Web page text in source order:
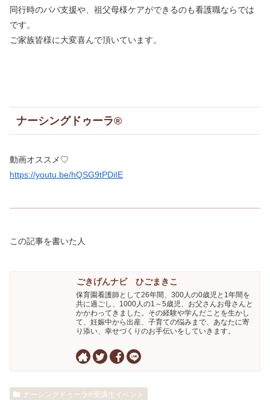
同行時のパパ支援や、祖父母様ケアができるのも看護職ならでは
です。
ご家族皆様に大変喜んで頂いています。
ナーシングドゥーラ®
動画オススメ♡
https://youtu.be/hQSG9tPDiIE
この記事を書いた人
ごきげんナビ ひごまきこ
保育園看護師として26年間、300人の0歳児と1年間を
共に過ごし、1000人の1～5歳児、お父さんお母さんと
かかわってきました。その経験や学んだことを生かし
て、妊娠中から出産、子育ての悩みまで、あなたに寄
り添い、幸せづくりのお手伝いをしていきます。
ナーシングドゥーラ®受講生イベント